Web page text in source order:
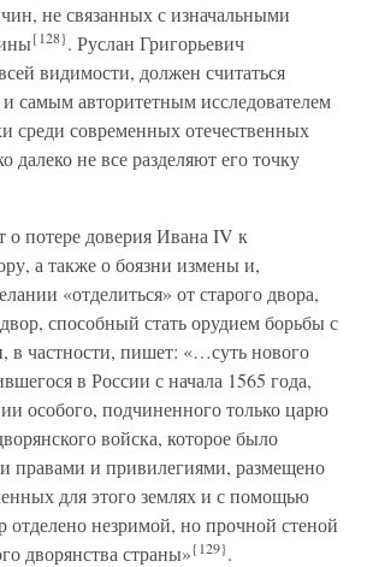
не связанных с изначальными
{128}. Руслан Григорьевич
видимости, должен считаться
самым авторитетным исследователем
среди современных отечественных
далеко не все разделяют его точку
потере доверия Ивана IV к
а также о боязни измены и,
«отделиться» от старого двора,
способный стать орудием борьбы с
в частности, пишет: «…суть нового
в России с начала 1565 года,
особого, подчиненного только царю
войска, которое было
правами и привилегиями, размещено
для этого землях и с помощью
отделено незримой, но прочной стеной
дворянства страны»{129}.